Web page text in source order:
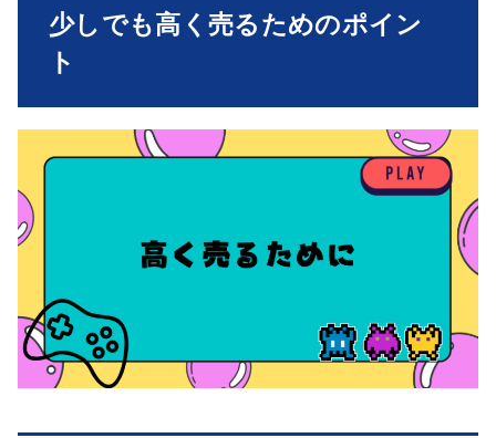
少しでも高く売るためのポイン
ト